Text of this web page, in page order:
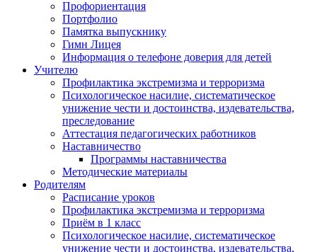
Профориентация
Портфолио
Памятка выпускнику
Гимн Лицея
Информация о телефоне доверия для детей
Учителю
Профилактика экстремизма и терроризма
Психологическое насилие, систематическое
унижение чести и достоинства, издевательства,
преследование
Аттестация педагогических работников
Наставничество
Программы наставничества
Методические материалы
Родителям
Расписание уроков
Профилактика экстремизма и терроризма
Приём в 1 класс
Психологическое насилие, систематическое
унижение чести и достоинства, издевательства,